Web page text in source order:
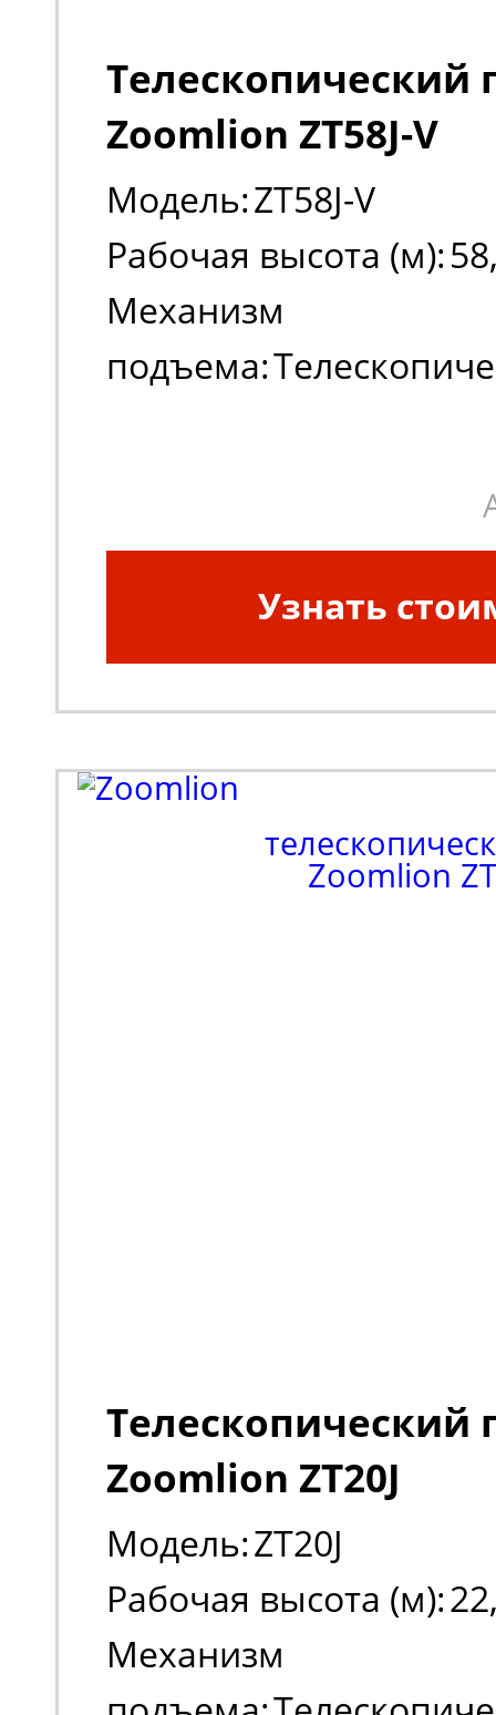
Телескопический
Zoomlion ZT58J-V
Модель:ZT58J-V
Рабочая высота (м):
Механизм
подъема:
Узнать
Телескопический
Zoomlion ZT20J
Модель:ZT20J
Рабочая высота (м):
Механизм